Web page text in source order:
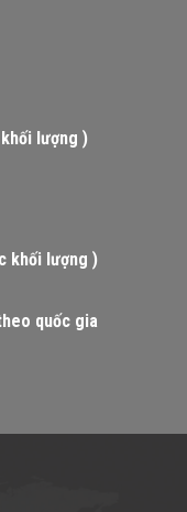
lượng )
khối lượng )
quốc gia